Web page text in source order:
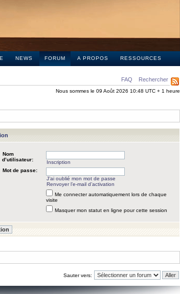
NEWS FORUM A PROPOS RESSOURCES
FAQ Rechercher
Nous sommes le 09 Août 2026 10:48 UTC + 1 heure
Nom
d’utilisateur:
Inscription
Mot de passe:
J’ai oublié mon mot de passe
Renvoyer l’e-mail d’activation
Me connecter automatiquement lors de chaque
visite
Masquer mon statut en ligne pour cette session
Sauter vers: